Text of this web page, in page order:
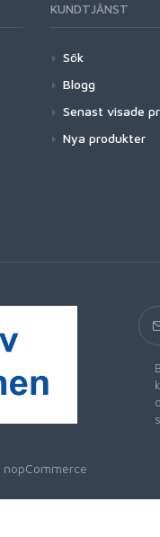
KUNDTJÄNST
Sök
Blogg
Senast visade
Nya produkter
nopCommerce